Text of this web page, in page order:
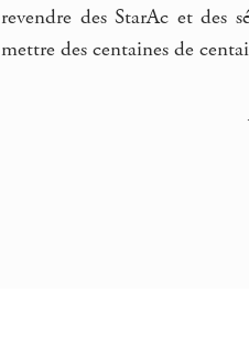
revendre des StarAc et des
mettre des centaines de